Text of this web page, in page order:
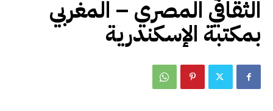
الثقافي المصري – المغربي
بمكتبة الإسكندرية